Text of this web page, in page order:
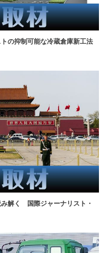
の抑制可能な冷蔵倉庫新工法
み解く 国際ジャーナリスト・